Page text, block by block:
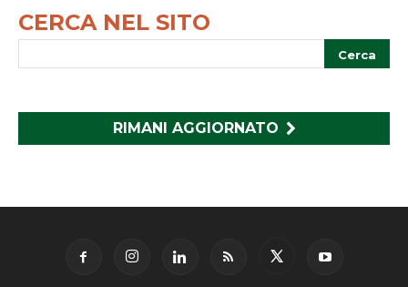
CERCA NEL SITO
RIMANI AGGIORNATO